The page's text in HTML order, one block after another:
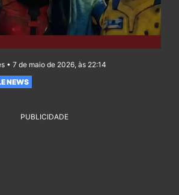
• 7 de maio de 2026, às 22:14
NEWS
PUBLICIDADE